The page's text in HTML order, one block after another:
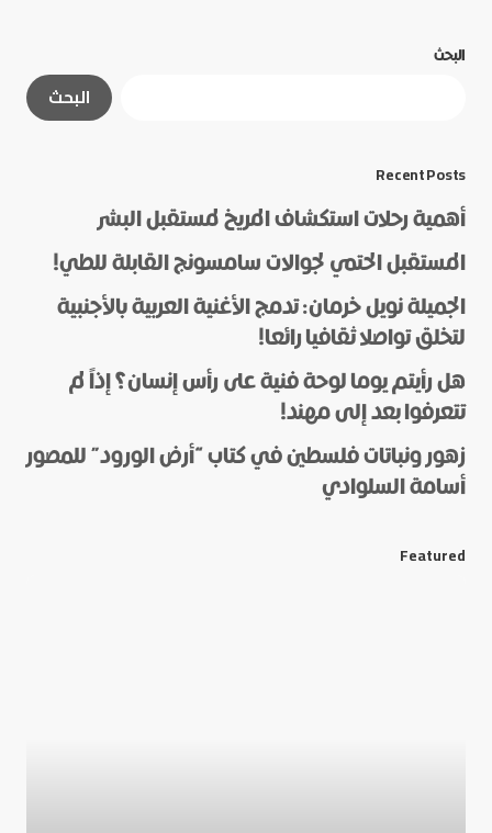
الحقول الإلزامية
Name
*
E-mail
*
البحث
البحث
Recent Posts
أهمية رحلات استكشاف المريخ لمستقبل البشر
المستقبل الحتمي لجوالات سامسونج القابلة للطي!
الجميلة نويل خرمان: تدمج الأغنية العربية بالأجنبية
لتخلق تواصلا ثقافيا رائعا!
هل رأيتم يوما لوحة فنية على رأس إنسان؟ إذاً لم
تتعرفوا بعد إلى مهند!
زهور ونباتات فلسطين في كتاب “أرض الورود” للمصور
أسامة السلوادي
Featured